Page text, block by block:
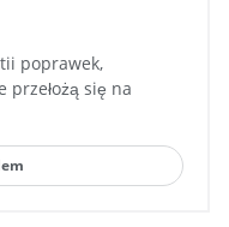
poprawek,
przełożą się na